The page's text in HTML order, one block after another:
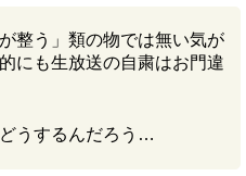
整う」類の物では無い気が
にも生放送の自粛はお門違
うするんだろう…